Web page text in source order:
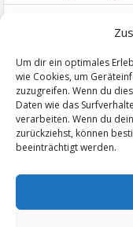
Um dir ein optimales
wie Cookies, um
zuzugreifen. Wenn du
Daten wie das
verarbeiten. Wenn du
zurückziehst, können
beeinträchtigt werden.
Kunstfest Zeitz